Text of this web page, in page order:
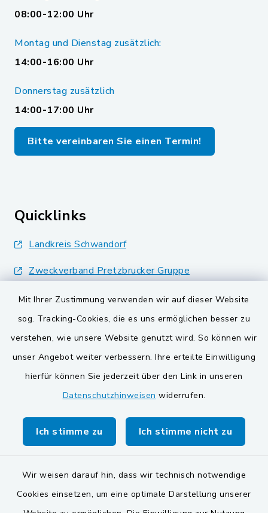
Mit Ihrer Zustimmung verwenden wir auf dieser Website
sog. Tracking-Cookies, die es uns ermöglichen besser zu
verstehen, wie unsere Website genutzt wird. So können wir
unser Angebot weiter verbessern. Ihre erteilte Einwilligung
hierfür können Sie jederzeit über den Link in unseren
Datenschutzhinweisen widerrufen.
Ich stimme zu Ich stimme nicht zu
Wir weisen darauf hin, dass wir technisch notwendige
Cookies einsetzen, um eine optimale Darstellung unserer
08:00-12:00 Uhr
Montag und Dienstag zusätzlich:
14:00-16:00 Uhr
Donnerstag zusätzlich
14:00-17:00 Uhr
Bitte vereinbaren Sie einen Termin!
Quicklinks
Landkreis Schwandorf
Zweckverband Pretzbrucker Gruppe
BayernPortal
Gemeinden der
Verwaltungsgemeinschaft
Gemeinde Schwarzach bei Nabburg
Markt Schwarzenfeld
Gemeinde Stulln